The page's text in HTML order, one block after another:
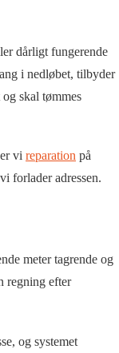
dårligt fungerende
i nedløbet, tilbyder
skal tømmes
vi reparation på
forlader adressen.
meter tagrende og
regning efter
og systemet